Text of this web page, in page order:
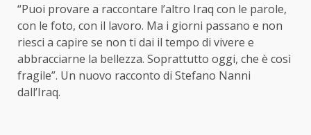
“Puoi provare a raccontare l’altro Iraq con le parole,
con le foto, con il lavoro. Ma i giorni passano e non
riesci a capire se non ti dai il tempo di vivere e
abbracciarne la bellezza. Soprattutto oggi, che è così
fragile”. Un nuovo racconto di Stefano Nanni
dall’Iraq.